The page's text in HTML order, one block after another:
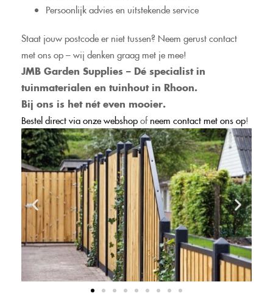
Persoonlijk advies en uitstekende service
Staat jouw postcode er niet tussen? Neem gerust contact
met ons op – wij denken graag met je mee!
JMB Garden Supplies – Dé specialist in
tuinmaterialen en tuinhout in Rhoon.
Bij ons is het nét even mooier.
Bestel direct via onze webshopofneem contact met ons op!